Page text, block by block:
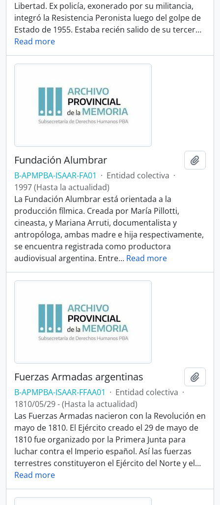
Libertad. Ex policía, exonerado por su militancia,
integró la Resistencia Peronista luego del golpe de
Estado de 1955. Estaba recién salido de su tercer…
Read more
Fundación Alumbrar
B-APMPBA-ISAAR-FA01 · Entidad colectiva ·
1997 (Hasta la actualidad)
La Fundación Alumbrar está orientada a la
producción fílmica. Creada por María Pillotti,
cineasta, y Mariana Arruti, documentalista y
antropóloga, ambas madre e hija respectivamente,
se encuentra registrada como productora
audiovisual argentina. Entre… Read more
Fuerzas Armadas argentinas
B-APMPBA-ISAAR-FFAA01 · Entidad colectiva ·
1810/05/29 - (Hasta la actualidad)
Las Fuerzas Armadas nacieron con la Revolución en
mayo de 1810. El Ejército creado el 29 de mayo de
1810 fue organizado por la Primera Junta para
luchar contra el Imperio español. Así las fuerzas
terrestres constituyeron el Ejército del Norte y el…
Read more